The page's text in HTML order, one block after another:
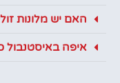
האם יש מלונות
איפה באיסטנבול